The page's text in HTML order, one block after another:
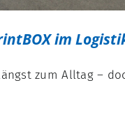
im
zum Alltag –